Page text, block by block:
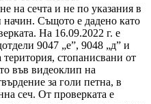
на сечта и не по указания в
Същото е дадено като
На 16.09.2022 г. е
9047 „е”, 9048 „д” и
стопанисвани от
във видеоклип на
за голи петна, в
сеч. От проверката е